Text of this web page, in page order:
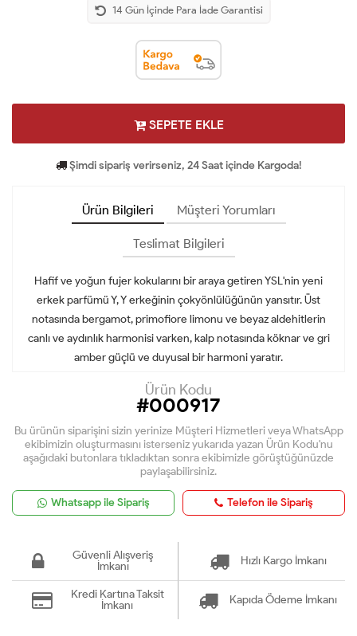
14 Gün İçinde Para İade Garantisi
SEPETE EKLE
Şimdi sipariş verirseniz, 24 Saat içinde Kargoda!
Ürün Bilgileri Müşteri Yorumları
Teslimat Bilgileri
Hafif ve yoğun fujer kokularını bir araya getiren YSL'nin yeni
erkek parfümü Y, Y erkeğinin çokyönlülüğünün yansıtır. Üst
notasında bergamot, primofiore limonu ve beyaz aldehitlerin
canlı ve aydınlık harmonisi varken, kalp notasında köknar ve gri
amber güçlü ve duyusal bir harmoni yaratır.
Ürün Kodu
#000917
Bu ürünün siparişini sizin yerinize Müşteri Hizmetleri veya WhatsApp
ekibimizin oluşturmasını isterseniz yukarıda yazan Ürün Kodu'nu
aşağıdaki butonlara tıkladıktan sonra ekibimizle görüştüğünüzde
paylaşabilirsiniz.
Whatsapp ile Sipariş Telefon ile Sipariş
Güvenli Alışveriş
İmkanı
Hızlı Kargo İmkanı
Kredi Kartına Taksit
İmkanı
Kapıda Ödeme İmkanı